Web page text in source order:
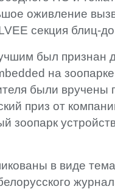
оживление
секция блиц-
был признан
на
были вручены
приз от
зоопарк
в виде